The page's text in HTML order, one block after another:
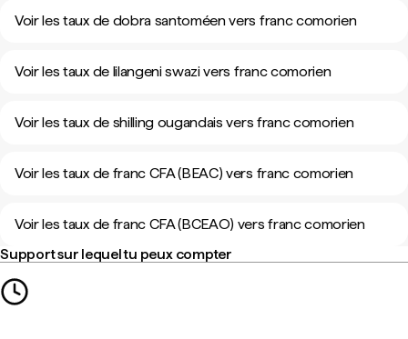
Voir les taux de dobra santoméen vers franc comorien
Voir les taux de lilangeni swazi vers franc comorien
Voir les taux de shilling ougandais vers franc comorien
Voir les taux de franc CFA (BEAC) vers franc comorien
Voir les taux de franc CFA (BCEAO) vers franc comorien
Support sur lequel tu peux compter